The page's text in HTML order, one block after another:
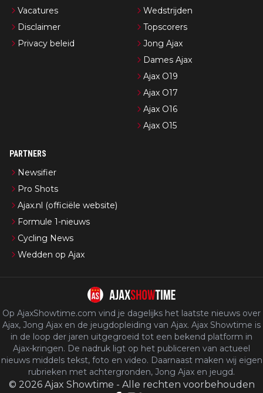
Vacatures
Disclaimer
Privacy beleid
Wedstrijden
Topscorers
Jong Ajax
Dames Ajax
Ajax O19
Ajax O17
Ajax O16
Ajax O15
PARTNERS
Newsifier
Pro Shots
Ajax.nl (officiële website)
Formule 1-nieuws
Cycling News
Wedden op Ajax
Op AjaxShowtime.com vind je dagelijks het laatste nieuws over
Ajax, Jong Ajax en de jeugdopleiding van Ajax. Ajax Showtime is
in de loop der jaren uitgegroeid tot een bekend platform in
Ajax-kringen. De nadruk ligt op het publiceren van actueel
nieuws middels tekst, foto en video. Daarnaast maken wij eigen
rubrieken met achtergronden, Jong Ajax en jeugd.
© 2026 Ajax Showtime - Alle rechten voorbehouden